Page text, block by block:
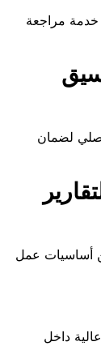
مراجعة
لضمان
من أساسيات عمل
داخل